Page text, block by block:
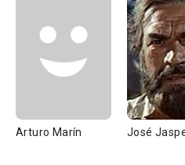
Arturo Marín José